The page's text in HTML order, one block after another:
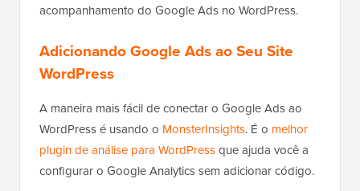
acompanhamento do Google Ads no WordPress.
Adicionando Google Ads ao Seu Site
WordPress
A maneira mais fácil de conectar o Google Ads ao
WordPress é usando o MonsterInsights. É o melhor
plugin de análise para WordPressque ajuda você a
configurar o Google Analytics sem adicionar código.